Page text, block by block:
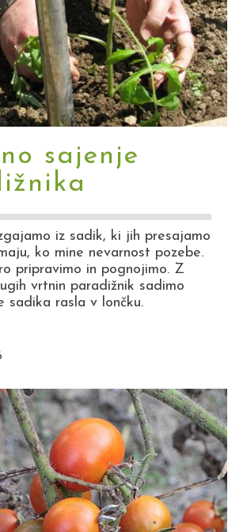
sajenje
iz sadik, ki jih presajamo
ko mine nevarnost pozebe.
pripravimo in pognojimo. Z
vrtnin paradižnik sadimo
sadika rasla v lončku.